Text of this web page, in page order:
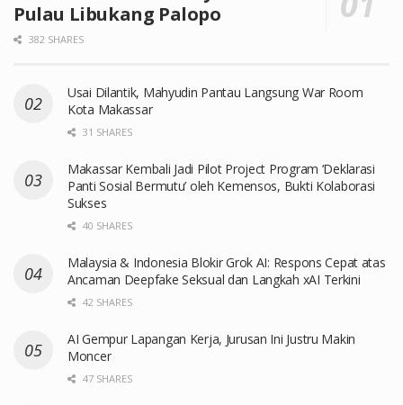
Pulau Libukang Palopo
382 SHARES
Usai Dilantik, Mahyudin Pantau Langsung War Room
Kota Makassar
31 SHARES
Makassar Kembali Jadi Pilot Project Program ‘Deklarasi
Panti Sosial Bermutu’ oleh Kemensos, Bukti Kolaborasi
Sukses
40 SHARES
Malaysia & Indonesia Blokir Grok AI: Respons Cepat atas
Ancaman Deepfake Seksual dan Langkah xAI Terkini
42 SHARES
AI Gempur Lapangan Kerja, Jurusan Ini Justru Makin
Moncer
47 SHARES